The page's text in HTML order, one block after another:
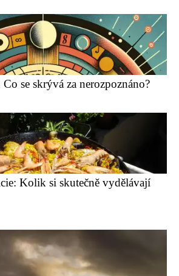
se skrývá za nerozpoznáno?
Kolik si skutečně vydělávají